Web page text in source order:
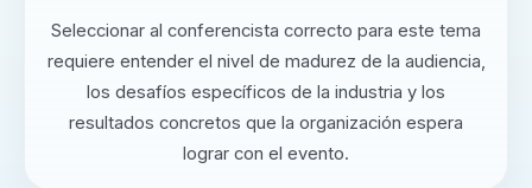
Seleccionar al conferencista correcto para este tema
requiere entender el nivel de madurez de la audiencia,
los desafíos específicos de la industria y los
resultados concretos que la organización espera
lograr con el evento.